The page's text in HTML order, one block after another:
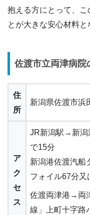
抱える方にとって、こ
とが大きな安心材料と
佐渡市立両津病院
住
所
新潟県佐渡市浜
ア
ク
セ
ス
JR新潟駅→新潟
で15分
新潟港佐渡汽船
フォイル67分又
佐渡両津港→両
線」上町十字路